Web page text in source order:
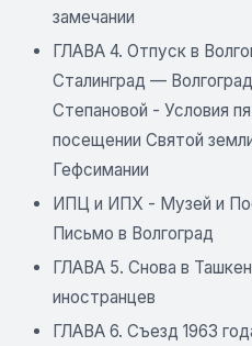
замечании
ГЛАВА 4. Отпуск в
Сталинград —
Степановой - Условия
посещении Святой
Гефсимании
ИПЦ и ИПХ - Музей и
Письмо в Волгоград
ГЛАВА 5. Снова в
иностранцев
ГЛАВА 6. Съезд 1963